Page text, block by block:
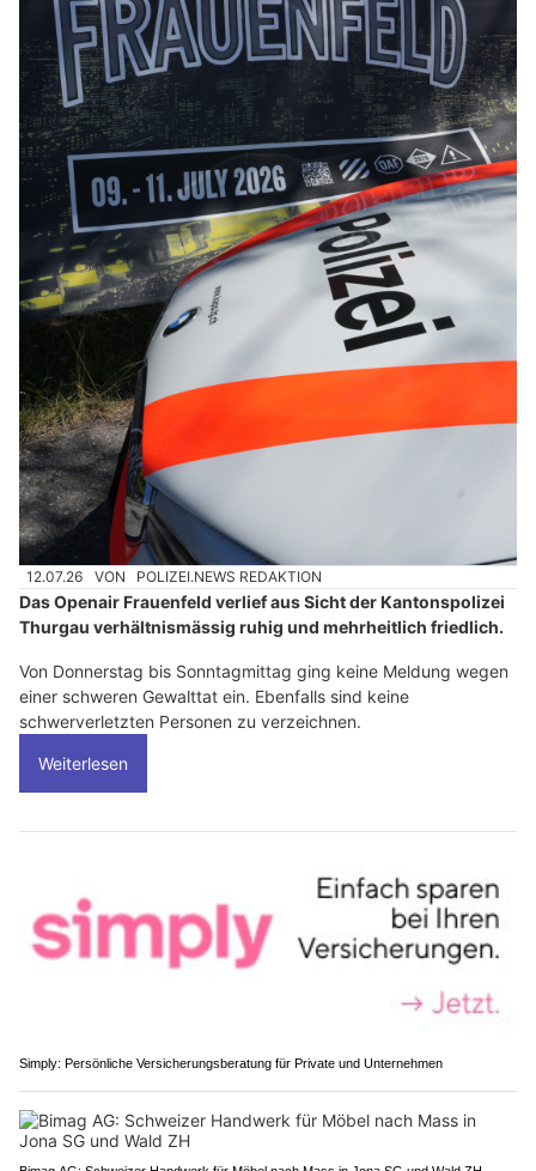
12.07.26 VON POLIZEI.NEWS REDAKTION
Das Openair Frauenfeld verlief aus Sicht der Kantonspolizei
Thurgau verhältnismässig ruhig und mehrheitlich friedlich.
Von Donnerstag bis Sonntagmittag ging keine Meldung wegen
einer schweren Gewalttat ein. Ebenfalls sind keine
schwerverletzten Personen zu verzeichnen.
Weiterlesen
Simply: Persönliche Versicherungsberatung für Private und Unternehmen